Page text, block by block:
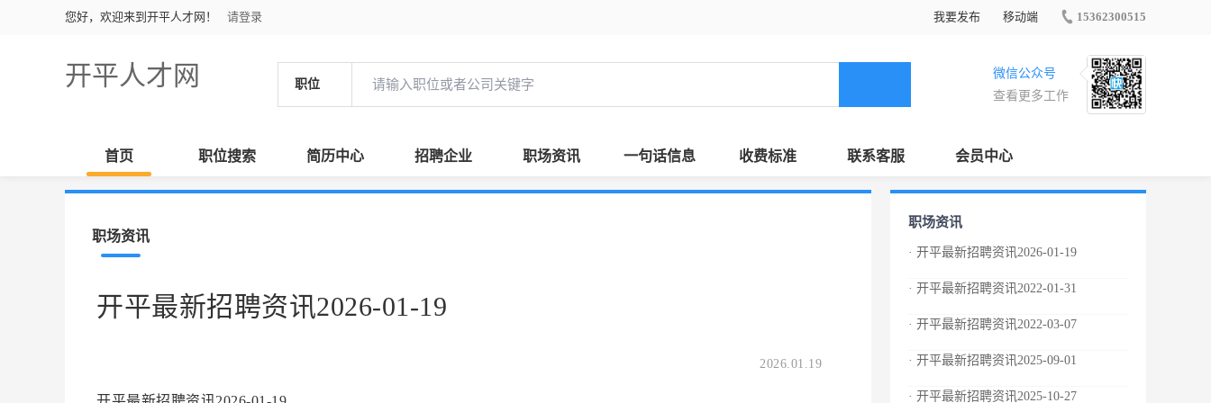
您好，欢迎来到开平人才网！ 请登录 我要发布 移动端 15362300515
开平人才网 职位
微信公众号
查看更多工作
首页 职位搜索 简历中心 招聘企业 职场资讯 一句话信息 收费标准 联系客服 会员中心
职场资讯
开平最新招聘资讯2026-01-19
2026.01.19
职场资讯
· 开平最新招聘资讯2026-01-19
· 开平最新招聘资讯2022-01-31
· 开平最新招聘资讯2022-03-07
· 开平最新招聘资讯2025-09-01
· 开平最新招聘资讯2025-10-27